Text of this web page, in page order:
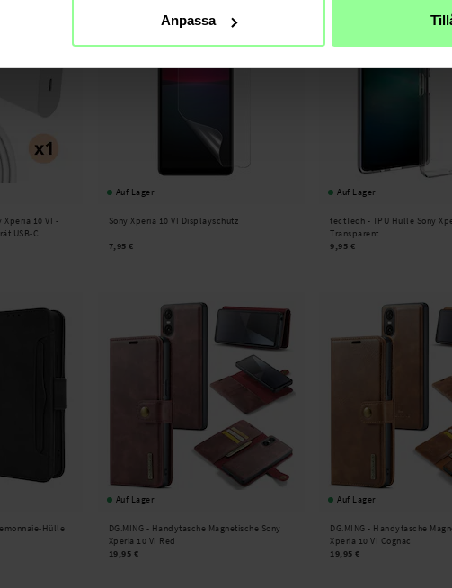
Anpassa
Xperia 10 VI -
USB-C
Auf Lager
Sony Xperia 10 VI Displayschutz
7,95 €
Auf Lager
tectTech - TPU Hülle Sony
Transparent
9,95 €
Hülle
Auf Lager
DG.MING - Handytasche Magnetische Sony
Xperia 10 VI Red
19,95 €
Auf Lager
DG.MING - Handytasche
Xperia 10 VI Cognac
19,95 €